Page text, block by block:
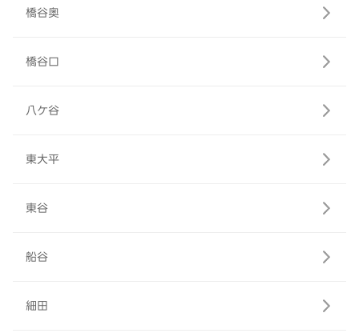
橋谷奥
橋谷口
八ケ谷
東大平
東谷
船谷
細田